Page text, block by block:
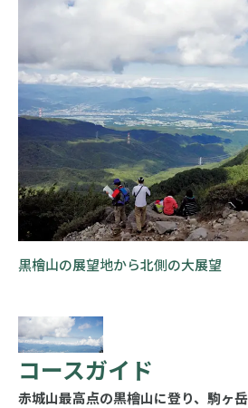
黒檜山の展望地から北側の大展望
コースガイド
赤城山最高点の黒檜山に登り、駒ヶ